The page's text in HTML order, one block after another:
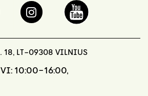
18, LT-09308 VILNIUS
10:00-16:00,